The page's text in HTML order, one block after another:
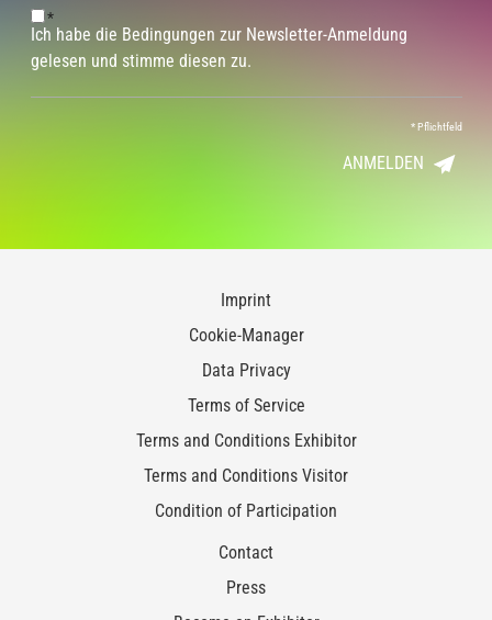
*
Ich habe die Bedingungen zur Newsletter-Anmeldung
gelesen und stimme diesen zu.
*Pflichtfeld
ANMELDEN
Imprint
Cookie-Manager
Data Privacy
Terms of Service
Terms and Conditions Exhibitor
Terms and Conditions Visitor
Condition of Participation
Contact
Press